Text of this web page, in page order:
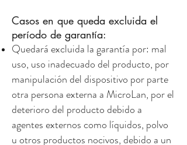
Casos en que queda excluida el
período de garantía:
Quedará excluida la garantía por: mal
uso, uso inadecuado del producto, por
manipulación del dispositivo por parte
otra persona externa a MicroLan, por el
deterioro del producto debido a
agentes externos como líquidos, polvo
u otros productos nocivos, debido a un